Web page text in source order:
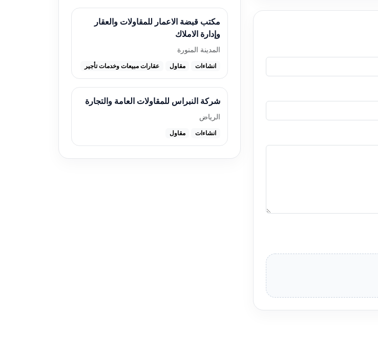
مكتب قبضة الاعمار للمقاولات والعقار
وإدارة الاملاك
المدينة المنورة
انشاءات مقاول عقارات مبيعات وخدمات تأجير
شركة النبراس للمقاولات العامة والتجارة
الرياض
انشاءات مقاول